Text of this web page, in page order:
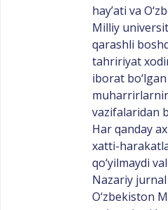
hay’ati va
Milliy
qarashli
tahririyat
iborat bo‘lgan
vazifalaridan
Har qanday
xatti-
qo‘yilmaydi
Nazariy jurnal
O‘zbekiston